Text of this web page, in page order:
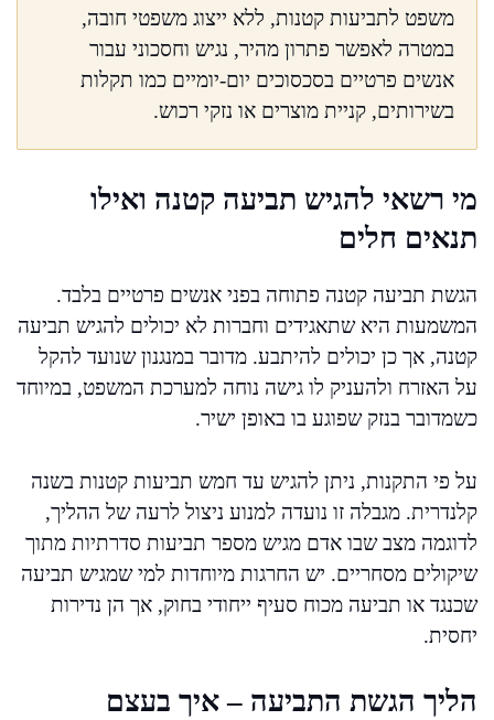
משפט לתביעות קטנות, ללא ייצוג משפטי חובה,
במטרה לאפשר פתרון מהיר, נגיש וחסכוני עבור
אנשים פרטיים בסכסוכים יום-יומיים כמו תקלות
בשירותים, קניית מוצרים או נזקי רכוש.
מי רשאי להגיש תביעה קטנה ואילו
תנאים חלים
הגשת תביעה קטנה פתוחה בפני אנשים פרטיים בלבד.
המשמעות היא שתאגידים וחברות לא יכולים להגיש תביעה
קטנה, אך כן יכולים להיתבע. מדובר במנגנון שנועד להקל
על האזרח ולהעניק לו גישה נוחה למערכת המשפט, במיוחד
כשמדובר בנזק שפוגע בו באופן ישיר.
על פי התקנות, ניתן להגיש עד חמש תביעות קטנות בשנה
קלנדרית. מגבלה זו נועדה למנוע ניצול לרעה של ההליך,
לדוגמה מצב שבו אדם מגיש מספר תביעות סדרתיות מתוך
שיקולים מסחריים. יש החרגות מיוחדות למי שמגיש תביעה
שכנגד או תביעה מכוח סעיף ייחודי בחוק, אך הן נדירות
יחסית.
הליך הגשת התביעה – איך בעצם